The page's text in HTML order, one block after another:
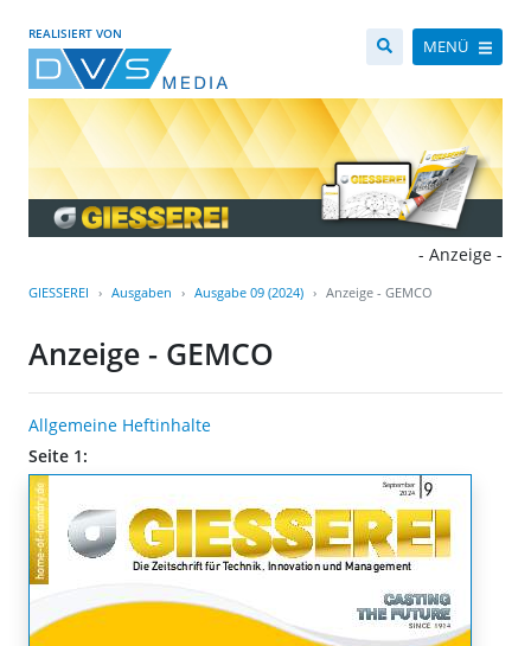
REALISIERT VON
MENÜ
- Anzeige -
GIESSEREI Ausgaben Ausgabe 09 (2024) Anzeige - GEMCO
Anzeige - GEMCO
Allgemeine Heftinhalte
Seite 1: